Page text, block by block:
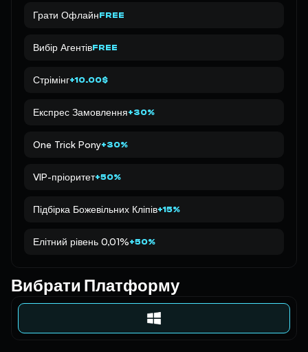
Грати ОфлайнFREE
Вибір АгентівFREE
Стрімінг+10.00$
Експрес Замовлення+30%
One Trick Pony+30%
VIP-пріоритет+50%
Підбірка Божевільних Кліпів+15%
Елітний рівень 0,01%+50%
Вибрати Платформу